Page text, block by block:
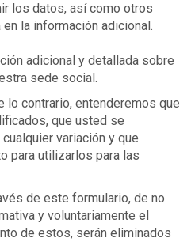
los datos, así como otros
la información adicional.
adicional y detallada sobre
sede social.
lo contrario, entenderemos que
que usted se
variación y que
para utilizarlos para las
de este formulario, de no
y voluntariamente el
de estos, serán eliminados